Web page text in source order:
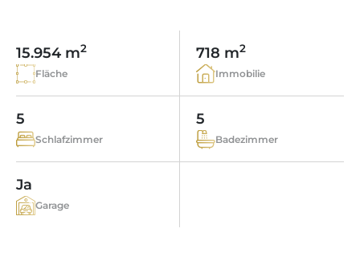
STEUERN UND KAUFNEBENKOSTEN
FAQ
KUNDENSTIMMEN
BLOG
KONTAKT
REGION PORTALS
MALLORCA KULINARISCH
SHOPPING AUF MALLORCA
FREIZEITAKTIVITÄTEN AUF MALLORCA
SCHULEN AUF MALLORCA
MAGAZIN
KONTAKT
15.954 m2
Fläche
718 m2
Immobilie
5
Schlafzimmer
5
Badezimmer
Ja
Garage